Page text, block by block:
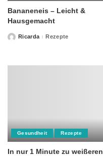
Bananeneis – Leicht &
Hausgemacht
PostedRicarda Rezepte
Gesundheit Rezepte
In nur 1 Minute zu weißeren